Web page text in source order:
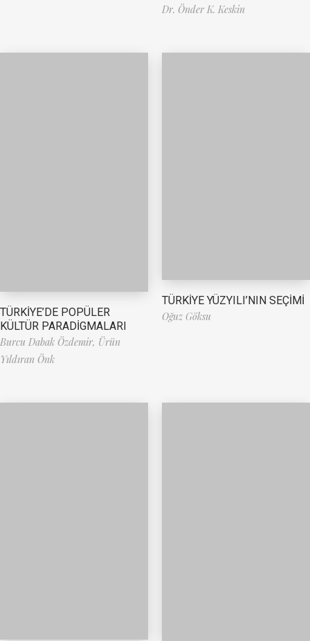
Dr. Önder K. Keskin
TÜRKİYE’DE POPÜLER
KÜLTÜR PARADİGMALARI
Burcu Dabak Özdemir, Ürün
Yıldıran Önk
TÜRKİYE YÜZYILI’NIN SEÇİMİ
Oğuz Göksu